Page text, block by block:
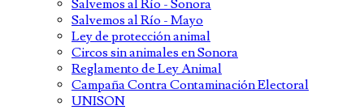
Salvemos al Río - Sonora
Salvemos al Río - Mayo
Ley de protección animal
Circos sin animales en Sonora
Reglamento de Ley Animal
Campaña Contra Contaminación Electoral
UNISON